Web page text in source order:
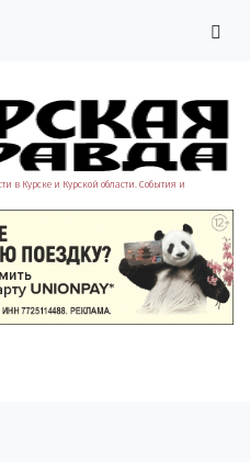
в Курске и Курской области. События и